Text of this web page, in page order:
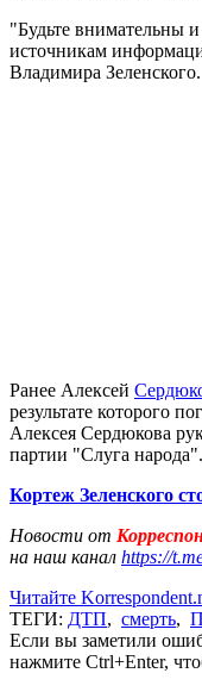
"Будьте внимательны
источникам
Владимира Зеленского.
Ранее Алексей
результате которого
Алексея Сердюкова
партии "Слуга народа".
Кортеж Зеленского
Новости от
на наш канал https://
Читайте
ТЕГИ: ДТП, смерть,
Если вы заметили
нажмите Ctrl+Enter,